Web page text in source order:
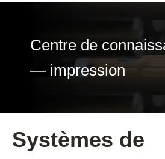
Centre de
— impression
Systèmes de